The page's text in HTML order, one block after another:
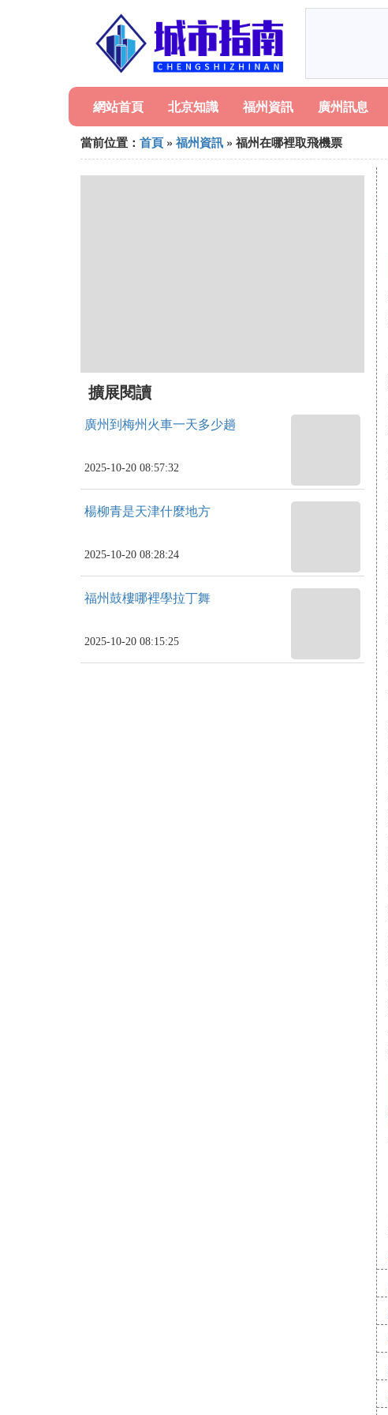
網站首頁 北京知識 福州資訊 廣州訊息
當前位置： 首頁 » 福州資訊 » 福州在哪裡取飛機票
擴展閱讀
廣州到梅州火車一天多少趟
2025-10-20 08:57:32
楊柳青是天津什麼地方
2025-10-20 08:28:24
福州鼓樓哪裡學拉丁舞
2025-10-20 08:15:25